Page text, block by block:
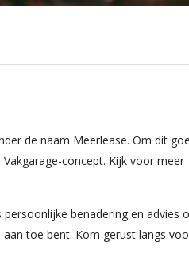
de naam Meerlease. Om dit
concept. Kijk voor
benadering en advies
toe bent. Kom gerust langs